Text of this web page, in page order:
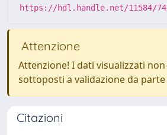
https://hdl.handle.net/11584/
Attenzione
Attenzione! I dati visualizzati
sottoposti a validazione da
Citazioni